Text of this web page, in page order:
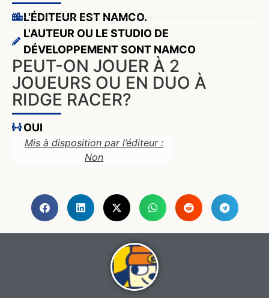
L'ÉDITEUR EST NAMCO.
L'AUTEUR OU LE STUDIO DE
DÉVELOPPEMENT SONT NAMCO
PEUT-ON JOUER À 2
JOUEURS OU EN DUO À
RIDGE RACER?
OUI
Mis à disposition par l’éditeur :
Non